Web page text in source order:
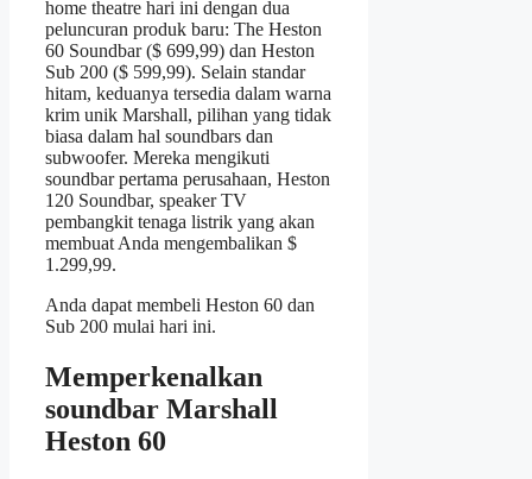
home theatre hari ini dengan dua
peluncuran produk baru: The Heston
60 Soundbar ($ 699,99) dan Heston
Sub 200 ($ 599,99). Selain standar
hitam, keduanya tersedia dalam warna
krim unik Marshall, pilihan yang tidak
biasa dalam hal soundbars dan
subwoofer. Mereka mengikuti
soundbar pertama perusahaan, Heston
120 Soundbar, speaker TV
pembangkit tenaga listrik yang akan
membuat Anda mengembalikan $
1.299,99.
Anda dapat membeli Heston 60 dan
Sub 200 mulai hari ini.
Memperkenalkan
soundbar Marshall
Heston 60